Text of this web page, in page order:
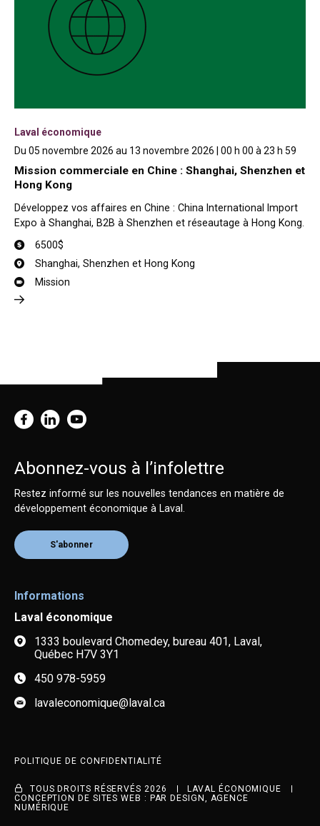
Laval économique
Du 05 novembre 2026 au 13 novembre 2026 | 00 h 00 à 23 h 59
Mission commerciale en Chine : Shanghai, Shenzhen et
Hong Kong
Développez vos affaires en Chine : China International Import
Expo à Shanghai, B2B à Shenzhen et réseautage à Hong Kong.
6500$
Shanghai, Shenzhen et Hong Kong
Mission
Abonnez-vous à l’infolettre
Restez informé sur les nouvelles tendances en matière de
développement économique à Laval.
S'abonner
Informations
Laval économique
1333 boulevard Chomedey, bureau 401, Laval,
Québec H7V 3Y1
450 978-5959
lavaleconomique@laval.ca
TOUS DROITS RÉSERVÉS 2026
LAVAL ÉCONOMIQUE
CONCEPTION DE SITES WEB : PAR DESIGN, AGENCE
NUMÉRIQUE
POLITIQUE DE CONFIDENTIALITÉ